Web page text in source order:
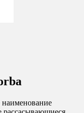
наименование